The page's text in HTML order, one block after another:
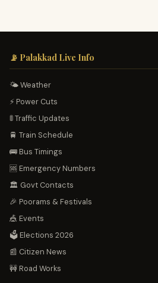
📡 Palakkad Live Info
🌤️ Weather
⚡ Power Cuts
🚦 Traffic Updates
🚆 Train Schedule
🚌 Bus Timings
🆘 Emergency Numbers
🏛️ Govt Contacts
🎉 Poorams & Festivals
🎪 Events
🗳️ Elections 2026
📰 Citizen News
🚧 Road Works